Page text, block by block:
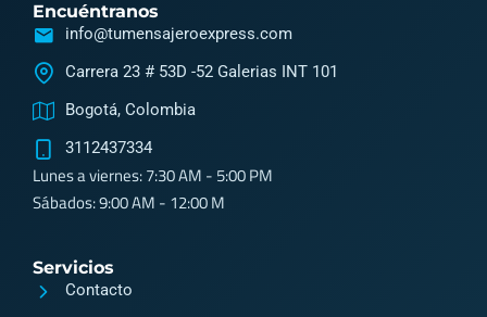
c
o
n
i
n
c
o
f
a
o
Servicios
Contacto
Encuéntranos
info@tumensajeroexpress.com
Carrera 23 # 53D -52 Galerias INT 101
Bogotá, Colombia
3112437334
Lunes a viernes: 7:30 AM - 5:00 PM
Sábados: 9:00 AM - 12:00 M